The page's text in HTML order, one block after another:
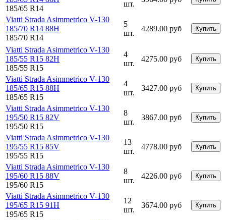
185/65 R14
шт.
Viatti Strada Asimmetrico V-130
185/70 R14 88H
185/70 R14
5
шт.
4289.00 руб Купить
Viatti Strada Asimmetrico V-130
185/55 R15 82H
185/55 R15
4
шт.
4275.00 руб Купить
Viatti Strada Asimmetrico V-130
185/65 R15 88H
185/65 R15
4
шт.
3427.00 руб Купить
Viatti Strada Asimmetrico V-130
195/50 R15 82V
195/50 R15
8
шт.
3867.00 руб Купить
Viatti Strada Asimmetrico V-130
195/55 R15 85V
195/55 R15
13
шт.
4778.00 руб Купить
Viatti Strada Asimmetrico V-130
195/60 R15 88V
195/60 R15
8
шт.
4226.00 руб Купить
Viatti Strada Asimmetrico V-130
195/65 R15 91H
195/65 R15
12
шт.
3674.00 руб Купить